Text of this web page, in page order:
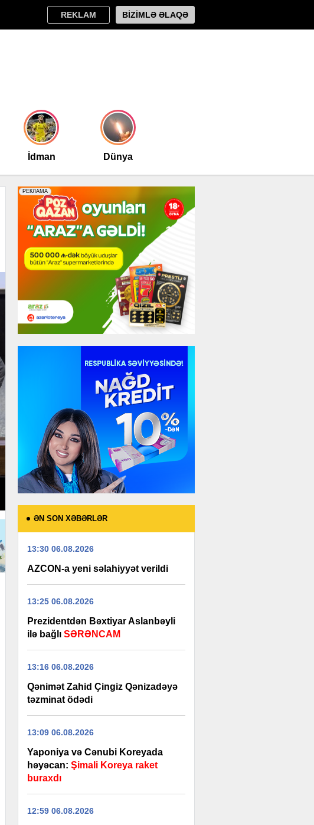
REKLAM BİZİMLƏ ƏLAQƏ
İdman Dünya
ƏN SON XƏBƏRLƏR
13:30 06.08.2026
AZCON-a yeni səlahiyyət verildi
13:25 06.08.2026
Prezidentdən Bəxtiyar Aslanbəyli
ilə bağlı SƏRƏNCAM
13:16 06.08.2026
Qənimət Zahid Çingiz Qənizadəyə
təzminat ödədi
13:09 06.08.2026
Yaponiya və Cənubi Koreyada
həyəcan: Şimali Koreya raket
buraxdı
12:59 06.08.2026